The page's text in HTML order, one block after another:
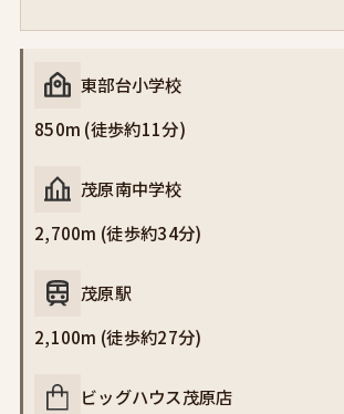
東部台小学校
850m (徒歩約11分)
茂原南中学校
2,700m (徒歩約34分)
茂原駅
2,100m (徒歩約27分)
ビッグハウス茂原店